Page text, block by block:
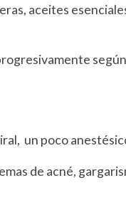
aceites
un poco
de acné,